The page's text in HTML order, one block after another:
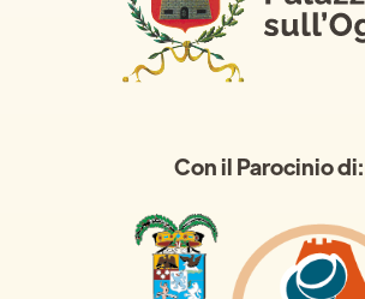
Con il Parocinio di: